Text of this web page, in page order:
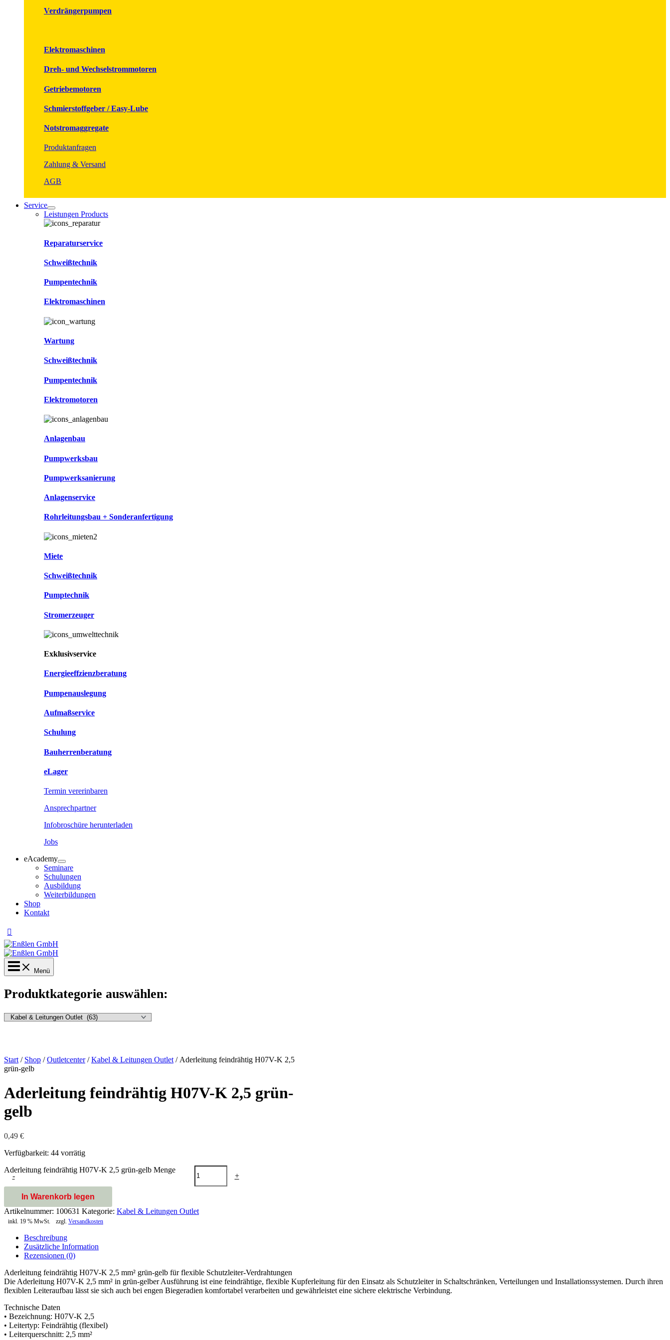
Verdrängerpumpen
Elektromaschinen
Dreh- und Wechselstrommotoren
Getriebemotoren
Schmierstoffgeber / Easy-Lube
Notstromaggregate
Produktanfragen
Zahlung & Versand
AGB
Service
Leistungen Products
Reparaturservice
Schweißtechnik
Pumpentechnik
Elektromaschinen
Wartung
Schweißtechnik
Pumpentechnik
Elektromotoren
Anlagenbau
Pumpwerksbau
Pumpwerksanierung
Anlagenservice
Rohrleitungsbau + Sonderanfertigung
Miete
Schweißtechnik
Pumptechnik
Stromerzeuger
Exklusivservice
Energieeffzienzberatung
Pumpenauslegung
Aufmaßservice
Schulung
Bauherrenberatung
eLager
Termin vererinbaren
Ansprechpartner
Infobroschüre herunterladen
Jobs
eAcademy
Seminare
Schulungen
Ausbildung
Weiterbildungen
Shop
Kontakt
Menü
Produktkategorie auswählen:
Start / Shop /Outletcenter/Kabel & Leitungen Outlet / Aderleitung feindrähtig H07V-K 2,5
grün-gelb
Aderleitung feindrähtig H07V-K 2,5 grün-
gelb
0,49 €
Verfügbarkeit: 44 vorrätig
-
Aderleitung feindrähtig H07V-K 2,5 grün-gelb Menge
+
In Warenkorb legen
Artikelnummer: 100631 Kategorie: Kabel & Leitungen Outlet
inkl. 19 % MwSt. zzgl. Versandkosten
Beschreibung
Zusätzliche Information
Rezensionen (0)
Aderleitung feindrähtig H07V-K 2,5 mm² grün-gelb für flexible Schutzleiter-Verdrahtungen
Die Aderleitung H07V-K 2,5 mm² in grün-gelber Ausführung ist eine feindrähtige, flexible Kupferleitung für den Einsatz als Schutzleiter in Schaltschränken, Verteilungen und Installationssystemen. Durch ihren
flexiblen Leiteraufbau lässt sie sich auch bei engen Biegeradien komfortabel verarbeiten und gewährleistet eine sichere elektrische Verbindung.
Technische Daten
• Bezeichnung: H07V-K 2,5
• Leitertyp: Feindrähtig (flexibel)
• Leiterquerschnitt: 2,5 mm²